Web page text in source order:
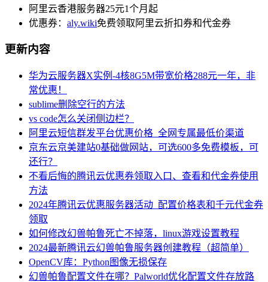
阿里云香港服务器25元1个月起
优惠券： aly.wiki免费领取阿里云折扣券和代金券
更新内容
华为云服务器X实例-4核8G5M带宽价格288元一年，非
常优惠！
sublime删除空行的方法
vs code怎么关闭侧边栏？
阿里云短信群发平台优惠价格_全网专属最低价渠道
京东云京美建站0基础做网站，可选600多免费模板，可
还行？
不看后悔的腾讯云优惠券领取入口、查看和代金券使用
方法
2024年腾讯云优惠服务器活动_配置价格表和千元代金券
领取
如何修改幻兽帕鲁死亡不掉落，linux游戏设置教程
2024最新腾讯云幻兽帕鲁服务器创建教程（超简单）
OpenCV库：Python图像无损保存
幻兽帕鲁配置文件在哪？Palworld优化配置文件存放路